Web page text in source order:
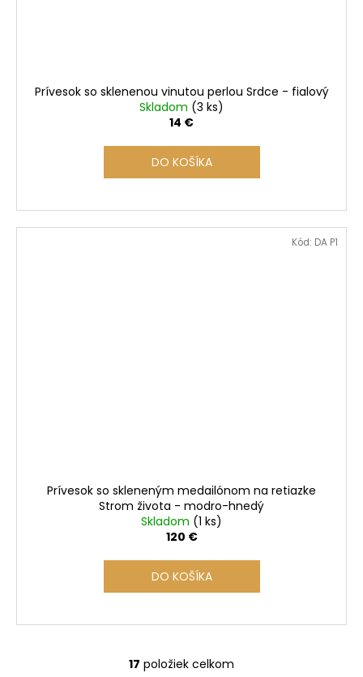
Prívesok so sklenenou vinutou perlou Srdce - fialový
Skladom (3 ks)
14 €
DO KOŠÍKA
Prívesok so skleneným medailónom na retiazke
Strom života - modro-hnedý
Skladom (1 ks)
120 €
DO KOŠÍKA
Kód: DA P1
O
17 položiek celkom